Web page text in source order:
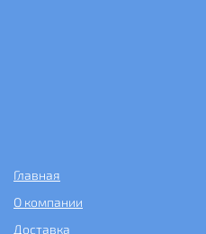
Главная
О компании
Доставка